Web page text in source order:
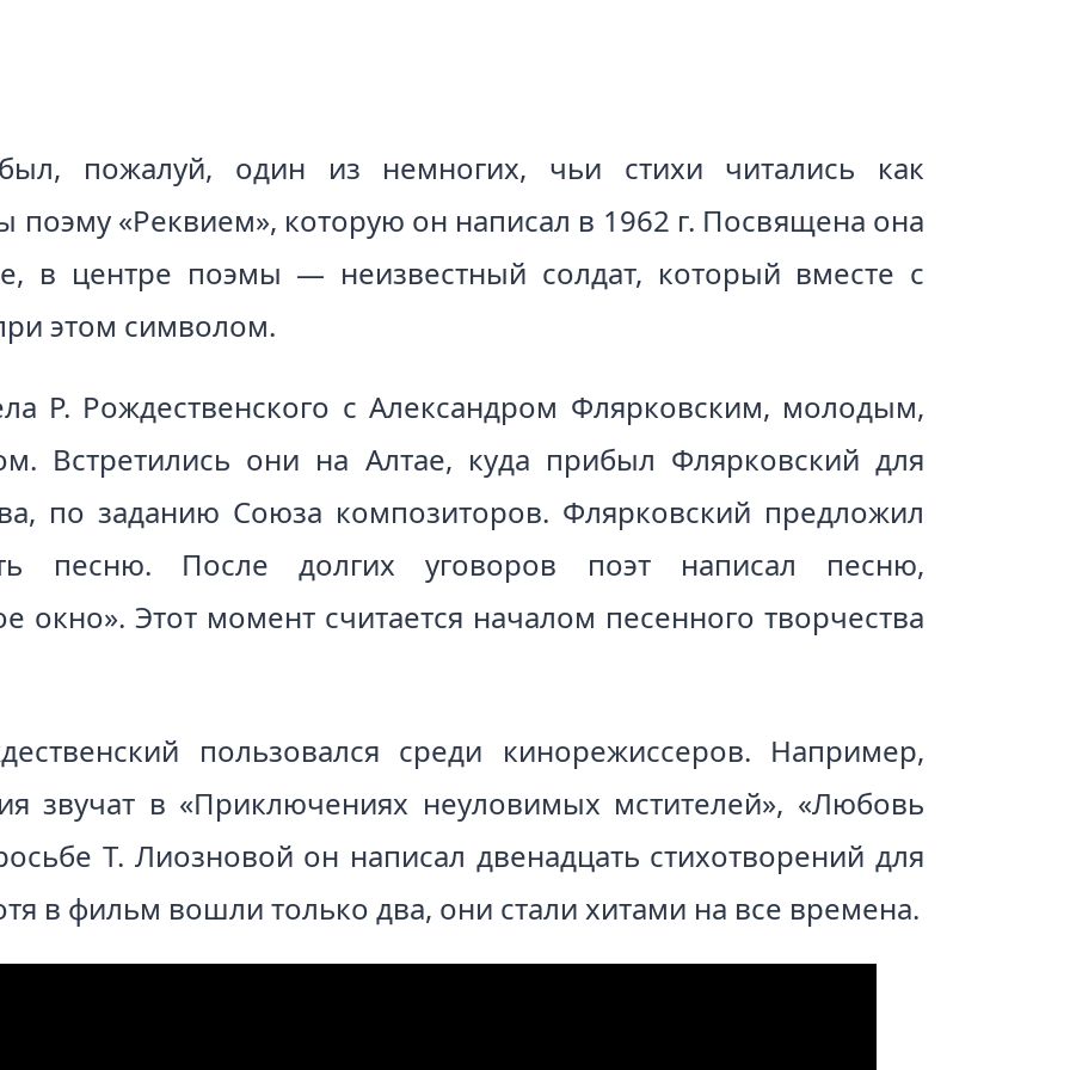
пожалуй, один из немногих, чьи стихи читались как
поэму «Реквием», которую он написал в 1962 г. Посвящена она
в центре поэмы — неизвестный солдат, который вместе с
этом символом.
Р. Рождественского с Александром Флярковским, молодым,
Встретились они на Алтае, куда прибыл Флярковский для
по заданию Союза композиторов. Флярковский предложил
песню. После долгих уговоров поэт написал песню,
окно». Этот момент считается началом песенного творчества
пользовался среди кинорежиссеров. Например,
звучат в «Приключениях неуловимых мстителей», «Любовь
Т. Лиозновой он написал двенадцать стихотворений для
в фильм вошли только два, они стали хитами на все времена.